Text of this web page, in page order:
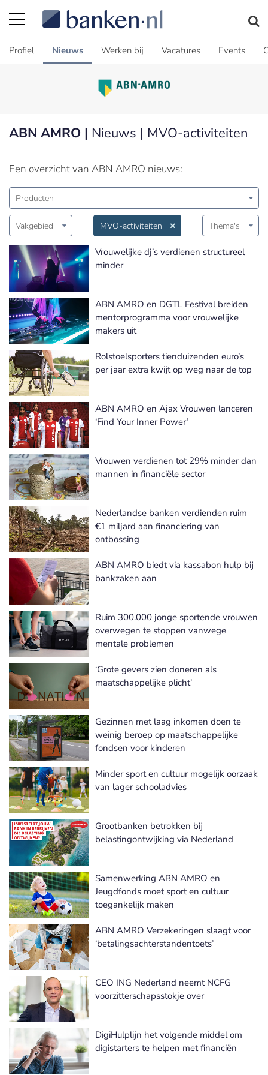
Profiel Nieuws Werken bij Vacatures Events
ABN AMRO | Nieuws | MVO-activiteiten
Een overzicht van ABN AMRO nieuws:
Producten
Vakgebied MVO-activiteiten Thema's
Vrouwelijke dj’s verdienen structureel
minder
ABN AMRO en DGTL Festival breiden
mentorprogramma voor vrouwelijke
makers uit
Rolstoelsporters tienduizenden euro’s
per jaar extra kwijt op weg naar de top
ABN AMRO en Ajax Vrouwen lanceren
‘Find Your Inner Power’
Vrouwen verdienen tot 29% minder dan
mannen in financiële sector
Nederlandse banken verdienden ruim
€1 miljard aan financiering van
ontbossing
ABN AMRO biedt via kassabon hulp bij
bankzaken aan
Ruim 300.000 jonge sportende vrouwen
overwegen te stoppen vanwege
mentale problemen
‘Grote gevers zien doneren als
maatschappelijke plicht’
Gezinnen met laag inkomen doen te
weinig beroep op maatschappelijke
fondsen voor kinderen
Minder sport en cultuur mogelijk oorzaak
van lager schooladvies
Grootbanken betrokken bij
belastingontwijking via Nederland
Samenwerking ABN AMRO en
Jeugdfonds moet sport en cultuur
toegankelijk maken
ABN AMRO Verzekeringen slaagt voor
‘betalingsachterstandentoets’
CEO ING Nederland neemt NCFG
voorzitterschapsstokje over
DigiHulplijn het volgende middel om
digistarters te helpen met financiën